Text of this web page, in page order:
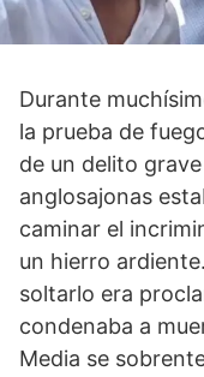
Durante
la prueba de
de un delito
anglosajonas
caminar el
un hierro
soltarlo era
condenaba a
Media se